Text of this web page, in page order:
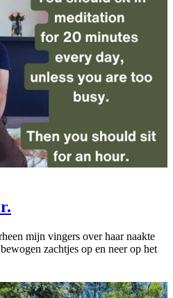
mijn vingers over haar naakte
zachtjes op en neer op het